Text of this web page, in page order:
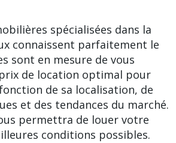
spécialisées dans la
connaissent parfaitement le
sont en mesure de vous
de location optimal pour
de sa localisation, de
et des tendances du marché.
permettra de louer votre
conditions possibles.